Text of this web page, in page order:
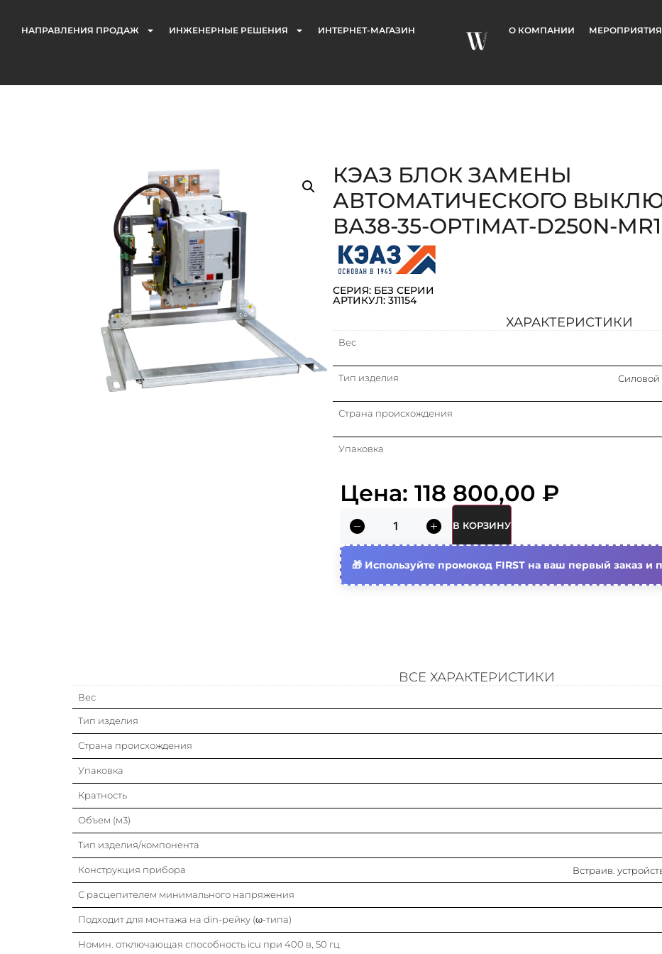
НАПРАВЛЕНИЯ ПРОДАЖ ИНЖЕНЕРНЫЕ РЕШЕНИЯ ИНТЕРНЕТ-МАГАЗИН О КОМПАНИИ МЕРОПРИЯТИЯ
КЭАЗ БЛОК ЗАМЕНЫ
АВТОМАТИЧЕСКОГО
ВА38-35-OPTIMAT-D250N-
СЕРИЯ: БЕЗ СЕРИИ
АРТИКУЛ: 311154
ХАРАКТЕРИСТИКИ
Вес
Тип изделия Силовой
Страна происхождения
Упаковка
Кратность
Объем (м3)
Тип изделия/компонента
Тип элемента управления
Степень защиты (ip)
Количество вспомогат. нормально замкнутых (нз)
Цена: 118 800,00 ₽
В КОРЗИНУ
Используйте промокод FIRST на ваш первый заказ и
ВСЕ ХАРАКТЕРИСТИКИ
Вес
Тип изделия
Страна происхождения
Упаковка
Кратность
Объем (м3)
Тип изделия/компонента
Конструкция прибора Встраив.
С расцепителем минимального напряжения
Подходит для монтажа на din-рейку (ω-типа)
Номин. отключающая способность icu при 400 в, 50 гц